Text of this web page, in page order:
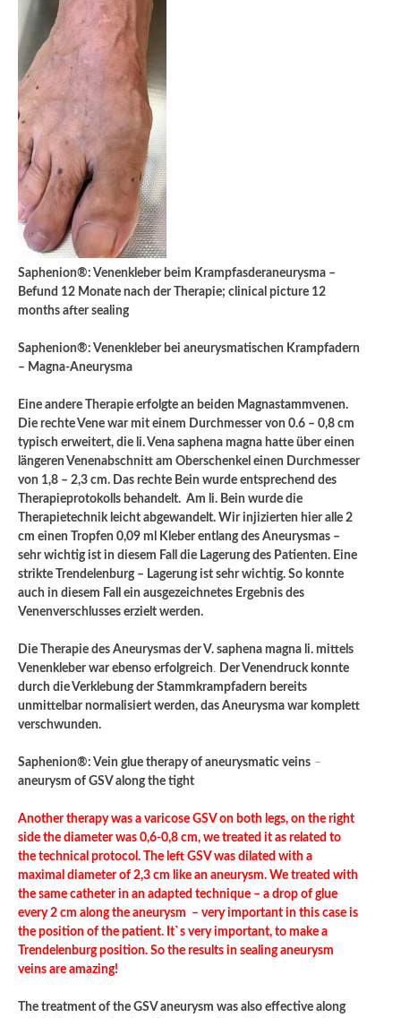
Saphenion®: Venenkleber beim Krampfasderaneurysma –
Befund 12 Monate nach der Therapie; clinical picture 12
months after sealing
Saphenion®: Venenkleber bei aneurysmatischen Krampfadern
– Magna-Aneurysma
Eine andere Therapie erfolgte an beiden Magnastammvenen.
Die rechte Vene war mit einem Durchmesser von 0.6 – 0,8 cm
typisch erweitert, die li. Vena saphena magna hatte über einen
längeren Venenabschnitt am Oberschenkel einen Durchmesser
von 1,8 – 2,3 cm. Das rechte Bein wurde entsprechend des
Therapieprotokolls behandelt. Am li. Bein wurde die
Therapietechnik leicht abgewandelt. Wir injizierten hier alle 2
cm einen Tropfen 0,09 ml Kleber entlang des Aneurysmas –
sehr wichtig ist in diesem Fall die Lagerung des Patienten. Eine
strikte Trendelenburg – Lagerung ist sehr wichtig. So konnte
auch in diesem Fall ein ausgezeichnetes Ergebnis des
Venenverschlusses erzielt werden.
Die Therapie des Aneurysmas der V. saphena magna li. mittels
Venenkleber war ebenso erfolgreich. Der Venendruck konnte
durch die Verklebung der Stammkrampfadern bereits
unmittelbar normalisiert werden, das Aneurysma war komplett
verschwunden.
Saphenion®: Vein glue therapy of aneurysmatic veins –
aneurysm of GSV along the tight
Another therapy was a varicose GSV on both legs, on the right
side the diameter was 0,6-0,8 cm, we treated it as related to
the technical protocol. The left GSV was dilated with a
maximal diameter of 2,3 cm like an aneurysm. We treated with
the same catheter in an adapted technique – a drop of glue
every 2 cm along the aneurysm – very important in this case is
the position of the patient. It`s very important, to make a
Trendelenburg position. So the results in sealing aneurysm
veins are amazing!
The treatment of the GSV aneurysm was also effective along